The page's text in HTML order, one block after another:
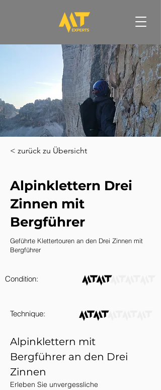
< zurück zu Übersicht
Alpinklettern Drei
Zinnen mit
Bergführer
Geführte Klettertouren an den Drei Zinnen mit
Bergführer
Condition:
Technique:
Alpinklettern mit
Bergführer an den Drei
Zinnen
Erleben Sie unvergessliche